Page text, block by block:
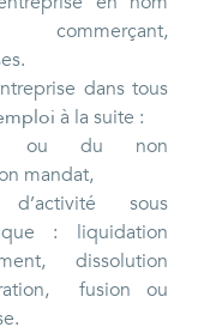
dans tous
à la suite :
ou du non
mandat,
sous
: liquidation
dissolution
fusion ou